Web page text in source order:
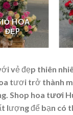
HOA
ĐẸP
vẻ đẹp thiên
tươi trở thành
Shop hoa tươi
lượng để bạn có